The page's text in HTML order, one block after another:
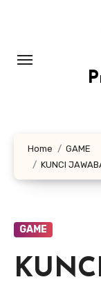
Home
GAME
KUNCI
GAME